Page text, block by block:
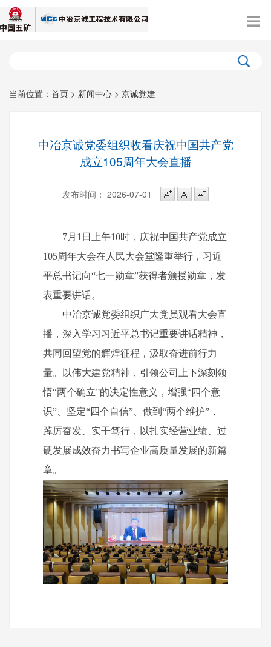
当前位置： 首页 > 新闻中心 > 京诚党建
中冶京诚党委组织收看庆祝中国共产党
成立105周年大会直播
发布时间： 2026-07-01
7月1日上午10时，庆祝中国共产党成立
105周年大会在人民大会堂隆重举行，习近
平总书记向“七一勋章”获得者颁授勋章，发
表重要讲话。
中冶京诚党委组织广大党员观看大会直
播，深入学习习近平总书记重要讲话精神，
共同回望党的辉煌征程，汲取奋进前行力
量。以伟大建党精神，引领公司上下深刻领
悟“两个确立”的决定性意义，增强“四个意
识”、坚定“四个自信”、做到“两个维护”，
踔厉奋发、实干笃行，以扎实经营业绩、过
硬发展成效奋力书写企业高质量发展的新篇
章。